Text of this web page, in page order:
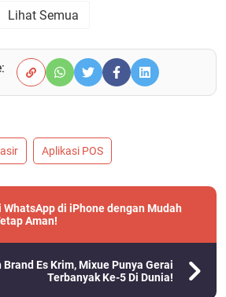
Lihat Semua
Aplikasi POS
WhatsApp di iPhone dengan Mudah
Aman!
Es Krim, Mixue Punya Gerai
Terbanyak Ke-5 Di Dunia!